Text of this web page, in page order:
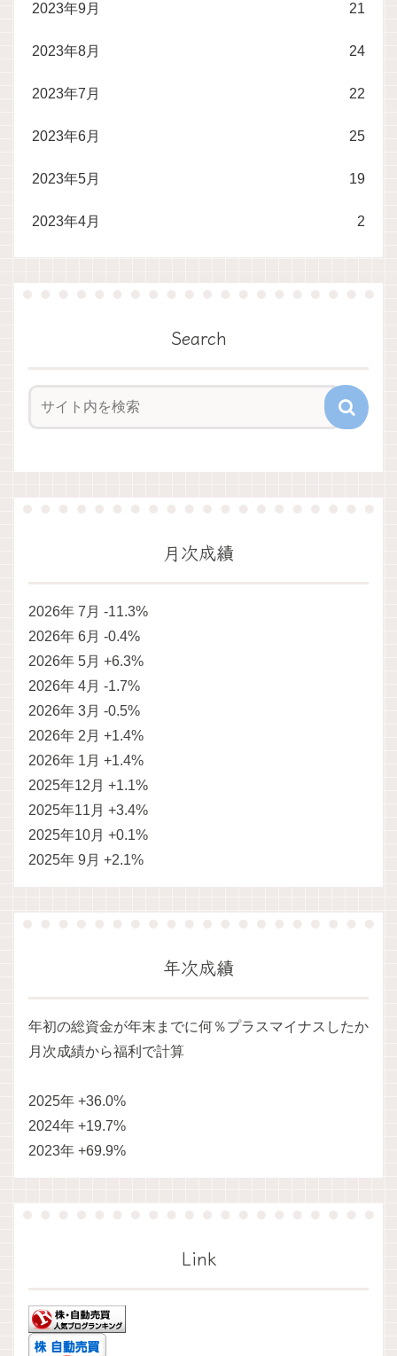
2023年9月 21
2023年8月 24
2023年7月 22
2023年6月 25
2023年5月 19
2023年4月 2
Search
月次成績
2026年 7月 -11.3%
2026年 6月 -0.4%
2026年 5月 +6.3%
2026年 4月 -1.7%
2026年 3月 -0.5%
2026年 2月 +1.4%
2026年 1月 +1.4%
2025年12月 +1.1%
2025年11月 +3.4%
2025年10月 +0.1%
2025年 9月 +2.1%
年次成績
年初の総資金が年末までに何％プラスマイナスしたか
月次成績から福利で計算
2025年 +36.0%
2024年 +19.7%
2023年 +69.9%
Link